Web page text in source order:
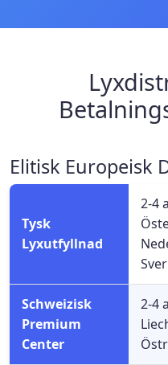
Elitisk Europeisk
Tysk
Lyxutfyllnad
2-4
Schweizisk
Premium
Center
2-4